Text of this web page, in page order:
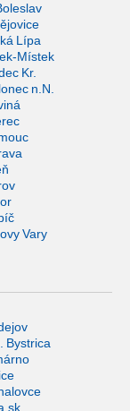
Lípa
Místek
Kr.
n.N.
Vary
Bystrica